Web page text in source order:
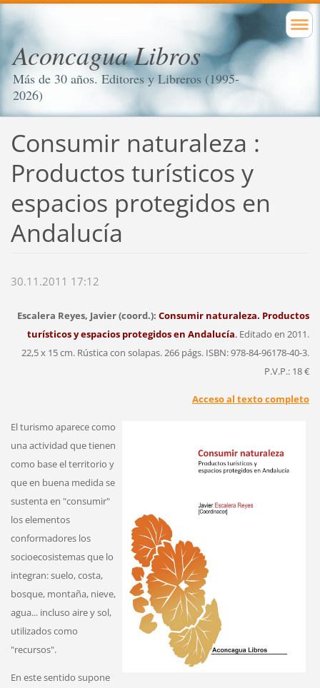
Aconcagua Libros
Más de 30 años. Editores y Libreros (1995-
2026)
Consumir naturaleza :
Productos turísticos y
espacios protegidos en
Andalucía
30.11.2011 17:12
Escalera Reyes, Javier (coord.): Consumir naturaleza. Productos
turísticos y espacios protegidos en Andalucía. Editado en 2011.
22,5 x 15 cm. Rústica con solapas. 266 págs. ISBN: 978-84-96178-40-3.
P.V.P.: 18 €
Acceso al texto completo
El turismo aparece como
una actividad que tienen
como base el territorio y
que en buena medida se
sustenta en "consumir"
los elementos
conformadores los
socioecosistemas que lo
integran: suelo, costa,
bosque, montaña, nieve,
agua... incluso aire y sol,
utilizados como
"recursos".
En este sentido supone